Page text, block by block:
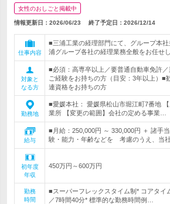
女性のおしごと掲載中
情報更新日：2026/06/23 終了予定日： 2026/12/14
仕事内容
■三浦工業の経理部門にて、グループ本
浦グループ各社の経理業務全般をお任せし
対象と
なる方
■必須：高専卒以上／要普通自動車免許
ご経験をお持ちの方（目安：3年以上）■
連資格をお持ちの方
勤務地
■愛媛本社： 愛媛県松山市堀江町7番地
業所 【変更の範囲】会社の定める事業…
給与
■月給：250,000円 ～ 330,000円 ＋ 諸手
験・能力・年齢などを 考慮のうえ、当
初年度
年収
450万円～600万円
勤務
時間
■スーパーフレックスタイム制* コアタイ
／7時間40分* 標準的な勤務時間例…